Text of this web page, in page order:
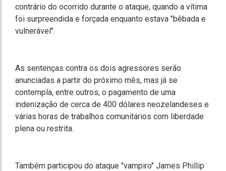
contrário do ocorrido durante o ataque, quando a vítima
foi surpreendida e forçada enquanto estava "bêbada e
vulnerável".
As sentenças contra os dois agressores serão
anunciadas a partir do próximo mês, mas já se
contempla, entre outros, o pagamento de uma
indenização de cerca de 400 dólares neozelandeses e
várias horas de trabalhos comunitários com liberdade
plena ou restrita.
Também participou do ataque "vampiro" James Phillip